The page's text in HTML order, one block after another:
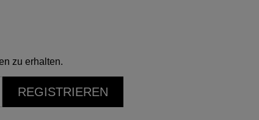
zu erhalten.
REGISTRIEREN